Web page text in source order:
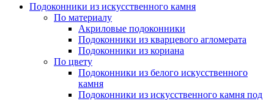
Подоконники из искусственного камня
По материалу
Акриловые подоконники
Подоконники из кварцевого агломерата
Подоконники из кориана
По цвету
Подоконники из белого искусственного
камня
Подоконники из искусственного камня под